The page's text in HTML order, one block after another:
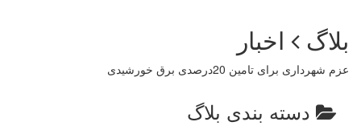
بلاگ اخبار
عزم شهرداری برای تامین 20درصدی برق خورشیدی
دسته بندی بلاگ